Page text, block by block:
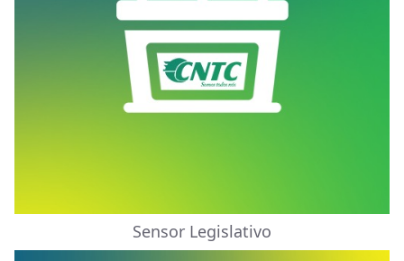
Sensor Legislativo